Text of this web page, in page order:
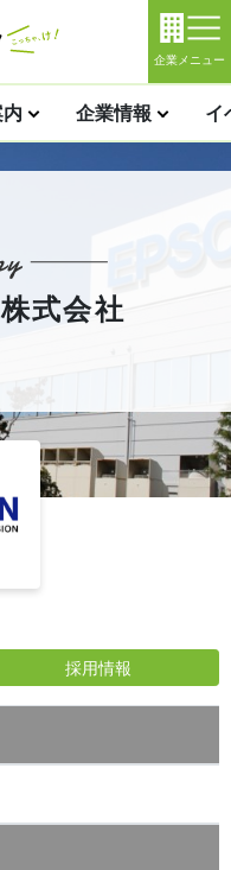
企業メニュー
企業情報 イ
式会社
採用情報